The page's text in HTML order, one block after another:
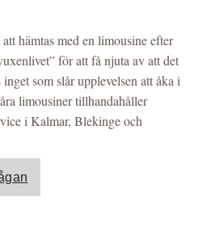
hämtas med en limousine efter
för att få njuta av att det
som slår upplevelsen att åka i
limousiner tillhandahåller
i Kalmar, Blekinge och